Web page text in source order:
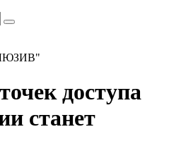
доступа
станет